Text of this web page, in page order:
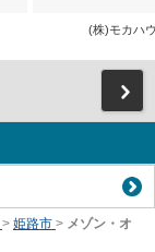
(株)モカハ
> 姫路市 > メゾン・オ